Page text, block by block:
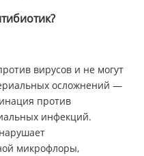
вирусов и не могут
осложнений —
против
инфекций.
микрофлоры,